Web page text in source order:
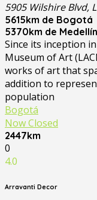
5905 Wilshire Blvd,
5615km de Bogotá
5370km de Medellín
Since its inception
Museum of Art
works of art that
addition to
population
Bogotá
Now Closed
2447km
0
4.0
Arravanti Decor